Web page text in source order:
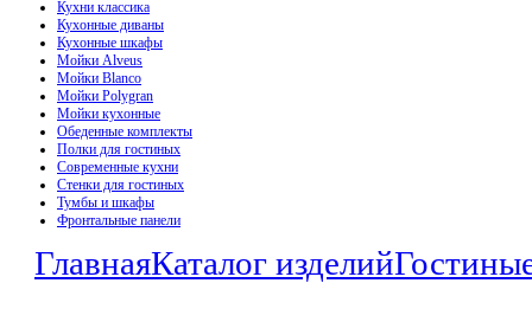
Кухни классика
Кухонные диваны
Кухонные шкафы
Мойки Alveus
Мойки Blanco
Мойки Polygran
Мойки кухонные
Обеденные комплекты
Полки для гостиных
Современные кухни
Стенки для гостиных
Тумбы и шкафы
Фронтальные панели
ГлавнаяКаталог изделий